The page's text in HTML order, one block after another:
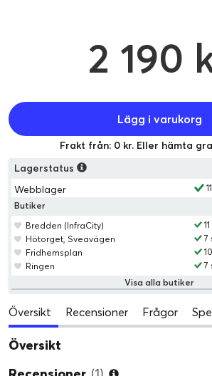
2 190
Lägg i varukorg
Frakt från: 0 kr. Eller hämta
Lagerstatus
Webblager
Butiker
Bredden (InfraCity)
Hötorget, Sveavägen
7
Fridhemsplan
Ringen
7
Visa alla butiker
Översikt Recensioner Frågor
Översikt